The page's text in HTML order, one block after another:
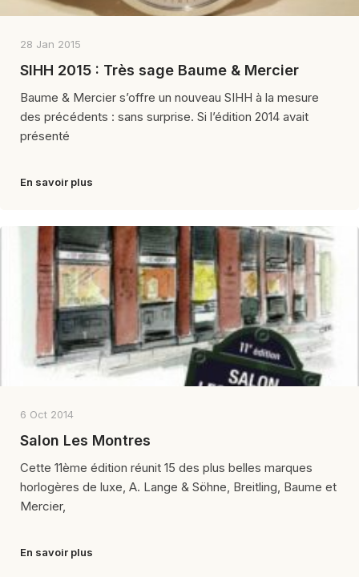
28 Jan 2015
SIHH 2015 : Très sage Baume & Mercier
Baume & Mercier s’offre un nouveau SIHH à la mesure
des précédents : sans surprise. Si l’édition 2014 avait
présenté
En savoir plus
6 Oct 2014
Salon Les Montres
Cette 11ème édition réunit 15 des plus belles marques
horlogères de luxe, A. Lange & Söhne, Breitling, Baume et
Mercier,
En savoir plus